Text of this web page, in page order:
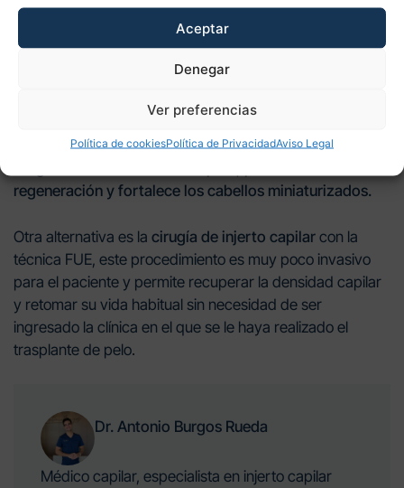
Aceptar
Denegar
Ver preferencias
Política de cookiesPolítica de PrivacidadAviso Legal
médico especialista en el cuidado del pelo, que valorará
las causas y las características de cada paciente para
eficacia de los champús anticaída no está
, puesto que este tipo de productos no pueden
penetrar en la raíz folicular
médico capilarde la alopecia del Doctor Antonio
regeneración y fortalece los cabellos miniaturizados.
Otra alternativa es la cirugía de injerto capilar con la
técnica FUE, este procedimiento es muy poco invasivo
para el paciente y permite recuperar la densidad capilar
y retomar su vida habitual sin necesidad de ser
ingresado la clínica en el que se le haya realizado el
trasplante de pelo.
Dr. Antonio Burgos Rueda
Médico capilar, especialista en injerto capilar